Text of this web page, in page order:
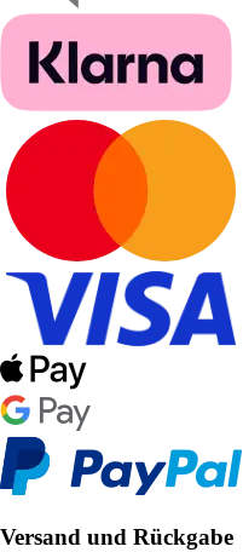
Versand und Rückgabe